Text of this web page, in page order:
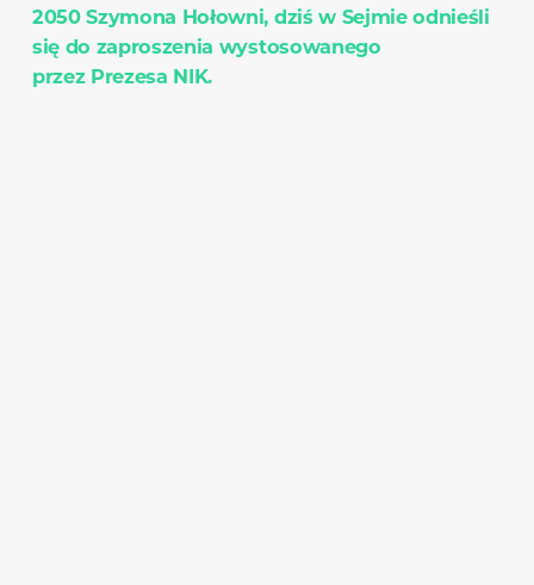
2050 Szymona Hołowni, dziś w Sejmie odnieśli
się do zaproszenia wystosowanego
przez Prezesa NIK.